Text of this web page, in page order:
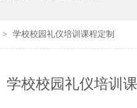
> 学校校园礼仪培训课程定制
学校校园礼仪培训